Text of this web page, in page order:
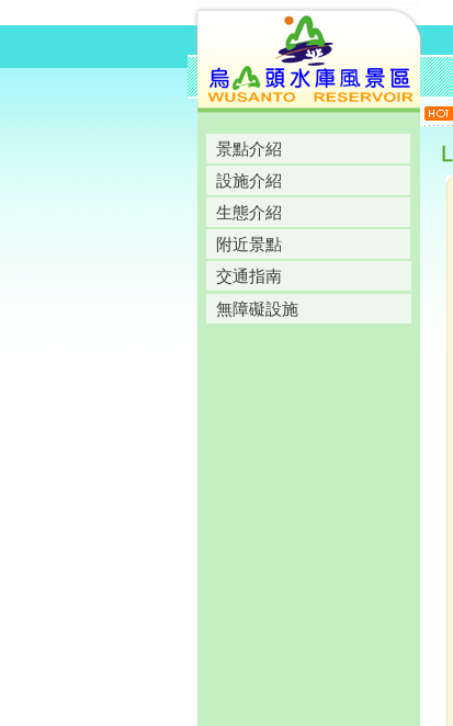
景點介紹
設施介紹
生態介紹
附近景點
交通指南
無障礙設施